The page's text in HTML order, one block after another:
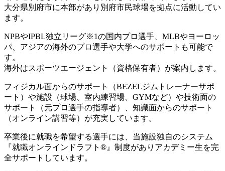
大分県別府市に本部があり別府市民球場を拠点に活動してい
ます。
NPBやIPBL独立リーグ※1の国内プロ選手、MLBやヨーロッ
パ、アジアの海外のプロ選手や大学へのサポートも可能で
す。
海外はスポーツエージェント（資格保有者）が案内します。
フィジカル面からのサポート（BEZELジムトレーナーサポ
ート）や施設（球場、室内練習場、GYMなど）や技術面の
サポート（元プロ選手の指導者）、知識面からのサポート
（オンライン講習等）が充実しています。
卒業後に就職を希望する選手には、当施設独自のシステム
『就職オンラインドラフト®』制度がありアカデミー生を完
全サポートしています。